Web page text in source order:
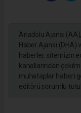
Anadolu Ajansı
Haber Ajansı
haberler, sitemizin
kanallarından
muhataplar haberi
editörü sorumlu